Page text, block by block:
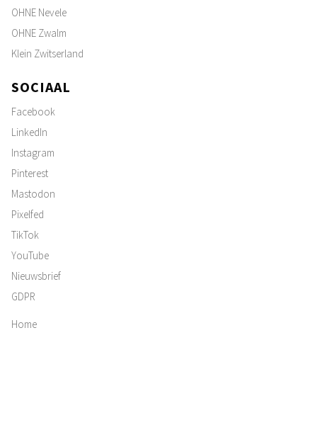
OHNE Nevele
OHNE Zwalm
Klein Zwitserland
SOCIAAL
Facebook
LinkedIn
Instagram
Pinterest
Mastodon
Pixelfed
TikTok
YouTube
Nieuwsbrief
GDPR
Home